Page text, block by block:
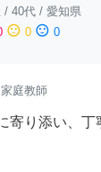
/ 40代 / 愛知県
sentiment_neutral 0 sentiment_dissatisfied 0
庭教師
り添い、丁